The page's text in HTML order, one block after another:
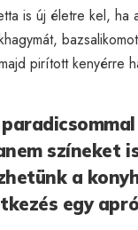
is új életre kel, ha
pirított kenyérre
színeket
a
egy